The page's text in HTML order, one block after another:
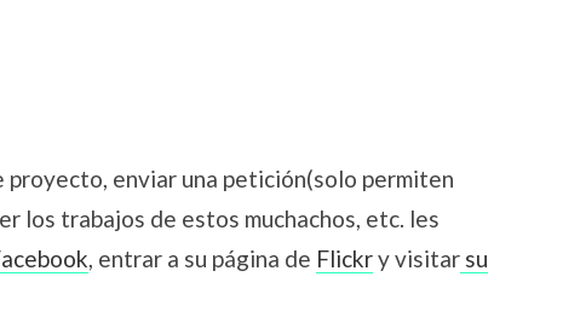
enviar una petición(solo permiten
los trabajos de estos muchachos, etc. les
, entrar a su página de Flickry visitar su